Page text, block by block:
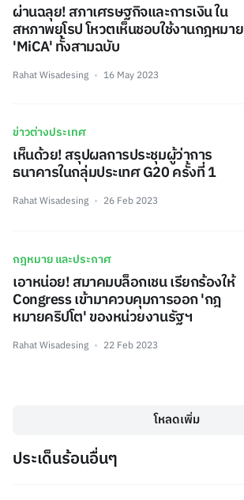
ผ่านฉลุย! สภาเศรษฐกิจและการเงิน ใน
สหภาพยุโรป โหวตเห็นชอบใช้งานกฎหมาย
'MiCA' ทั้งสามฉบับ
Rahat Wisadesing 16 May 2023
ข่าวต่างประเทศ
เห็นด้วย! สรุปผลการประชุมผู้ว่าการ
ธนาคารในกลุ่มประเทศ G20 ครั้งที่ 1
Rahat Wisadesing 26 Feb 2023
กฎหมาย และประกาศ
เอาหน่อย! สมาคมบล็อกเชน เรียกร้องให้
Congress เข้ามาควบคุมการออก 'กฎ
หมายคริปโต' ของหน่วยงานรัฐฯ
Rahat Wisadesing 22 Feb 2023
โหลดเพิ่ม
ประเด็นร้อนอื่นๆ